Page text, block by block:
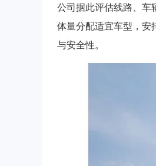
公司据此评估线路、车
体量分配适宜车型，安
与安全性。